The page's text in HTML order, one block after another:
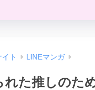
ト LINEマンガ
れた推しのた